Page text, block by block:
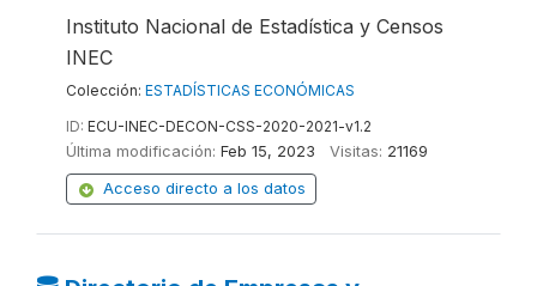
Instituto Nacional de Estadística y Censos
INEC
Colección: ESTADÍSTICAS ECONÓMICAS
ID: ECU-INEC-DECON-CSS-2020-2021-v1.2
Última modificación: Feb 15, 2023 Visitas: 21169
Acceso directo a los datos